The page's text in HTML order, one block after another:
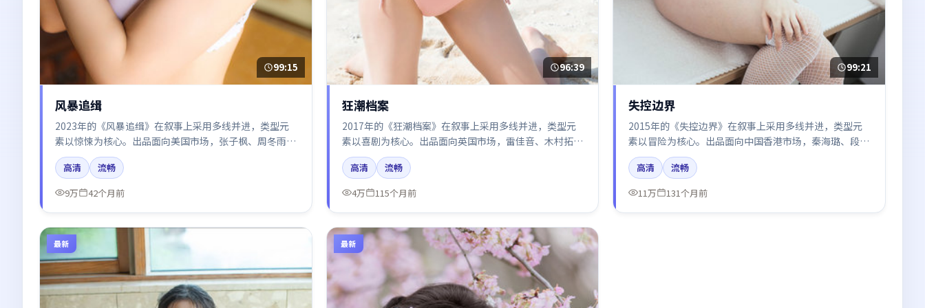
99:15
风暴追缉
2023年的《风暴追缉》在叙事上采用多线并进，类型元
素以惊悚为核心。出品面向美国市场，张子枫、周冬雨、
沈腾所饰角色推动关键反转，结尾留白引发讨论。
高清
流畅
9万
42个月前
96:39
狂潮档案
2017年的《狂潮档案》在叙事上采用多线并进，类型元
素以喜剧为核心。出品面向英国市场，雷佳音、木村拓
哉、章子怡所饰角色推动关键反转，结尾留白引发讨论。
高清
流畅
4万
115个月前
99:21
失控边界
2015年的《失控边界》在叙事上采用多线并进，类型元
素以冒险为核心。出品面向中国香港市场，秦海璐、段奕
宏、河正宇、胡歌、白宇所饰角色推动关键反转，结尾留
白引发讨论。
高清
流畅
11万
131个月前
最新 最新